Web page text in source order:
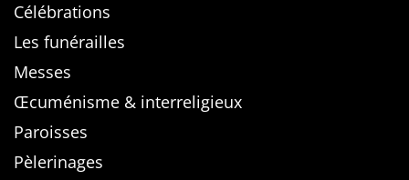
Célébrations
Les funérailles
Messes
Œcuménisme & interreligieux
Paroisses
Pèlerinages